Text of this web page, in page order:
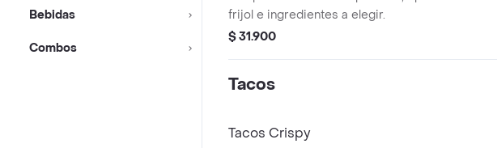
Bebidas
Combos
frijol e ingredientes a elegir.
$ 31.900
Tacos
Tacos Crispy